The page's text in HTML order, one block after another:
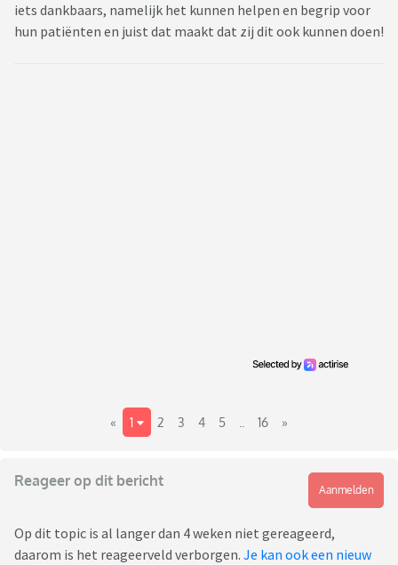
iets dankbaars, namelijk het kunnen helpen en begrip voor
hun patiënten en juist dat maakt dat zij dit ook kunnen doen!
« 1 2 3 4 5 16 »
Reageer op dit bericht
Aanmelden
Op dit topic is al langer dan 4 weken niet gereageerd,
daarom is het reageerveld verborgen. Je kan ook een nieuw